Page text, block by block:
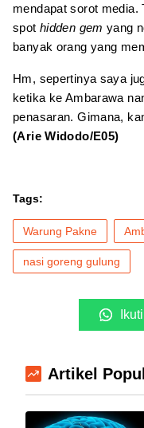
mendapat sorot media.
spot hidden gem yang
banyak orang yang
Hm, sepertinya saya
ketika ke Ambarawa
penasaran. Gimana,
(Arie Widodo/E05)
Tags:
Warung Pakne
nasi goreng gulung
Artikel